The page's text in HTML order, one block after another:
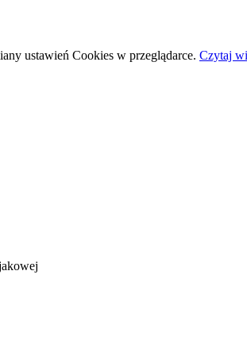
ustawień Cookies w przeglądarce. Czytaj